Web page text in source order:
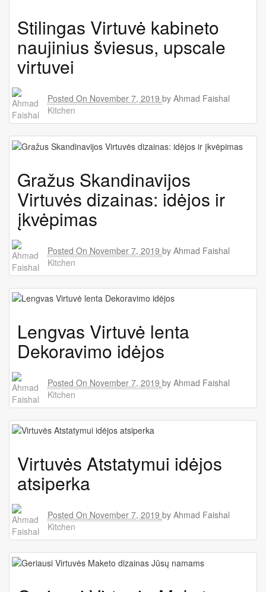
Stilingas Virtuvė kabineto
naujinius šviesus, upscale
virtuvei
Posted On November 7, 2019 by Ahmad Faishal
Kitchen
Gražus Skandinavijos
Virtuvės dizainas: idėjos ir
įkvėpimas
Posted On November 7, 2019 by Ahmad Faishal
Kitchen
Lengvas Virtuvė lenta
Dekoravimo idėjos
Posted On November 7, 2019 by Ahmad Faishal
Kitchen
Virtuvės Atstatymui idėjos
atsiperka
Posted On November 7, 2019 by Ahmad Faishal
Kitchen